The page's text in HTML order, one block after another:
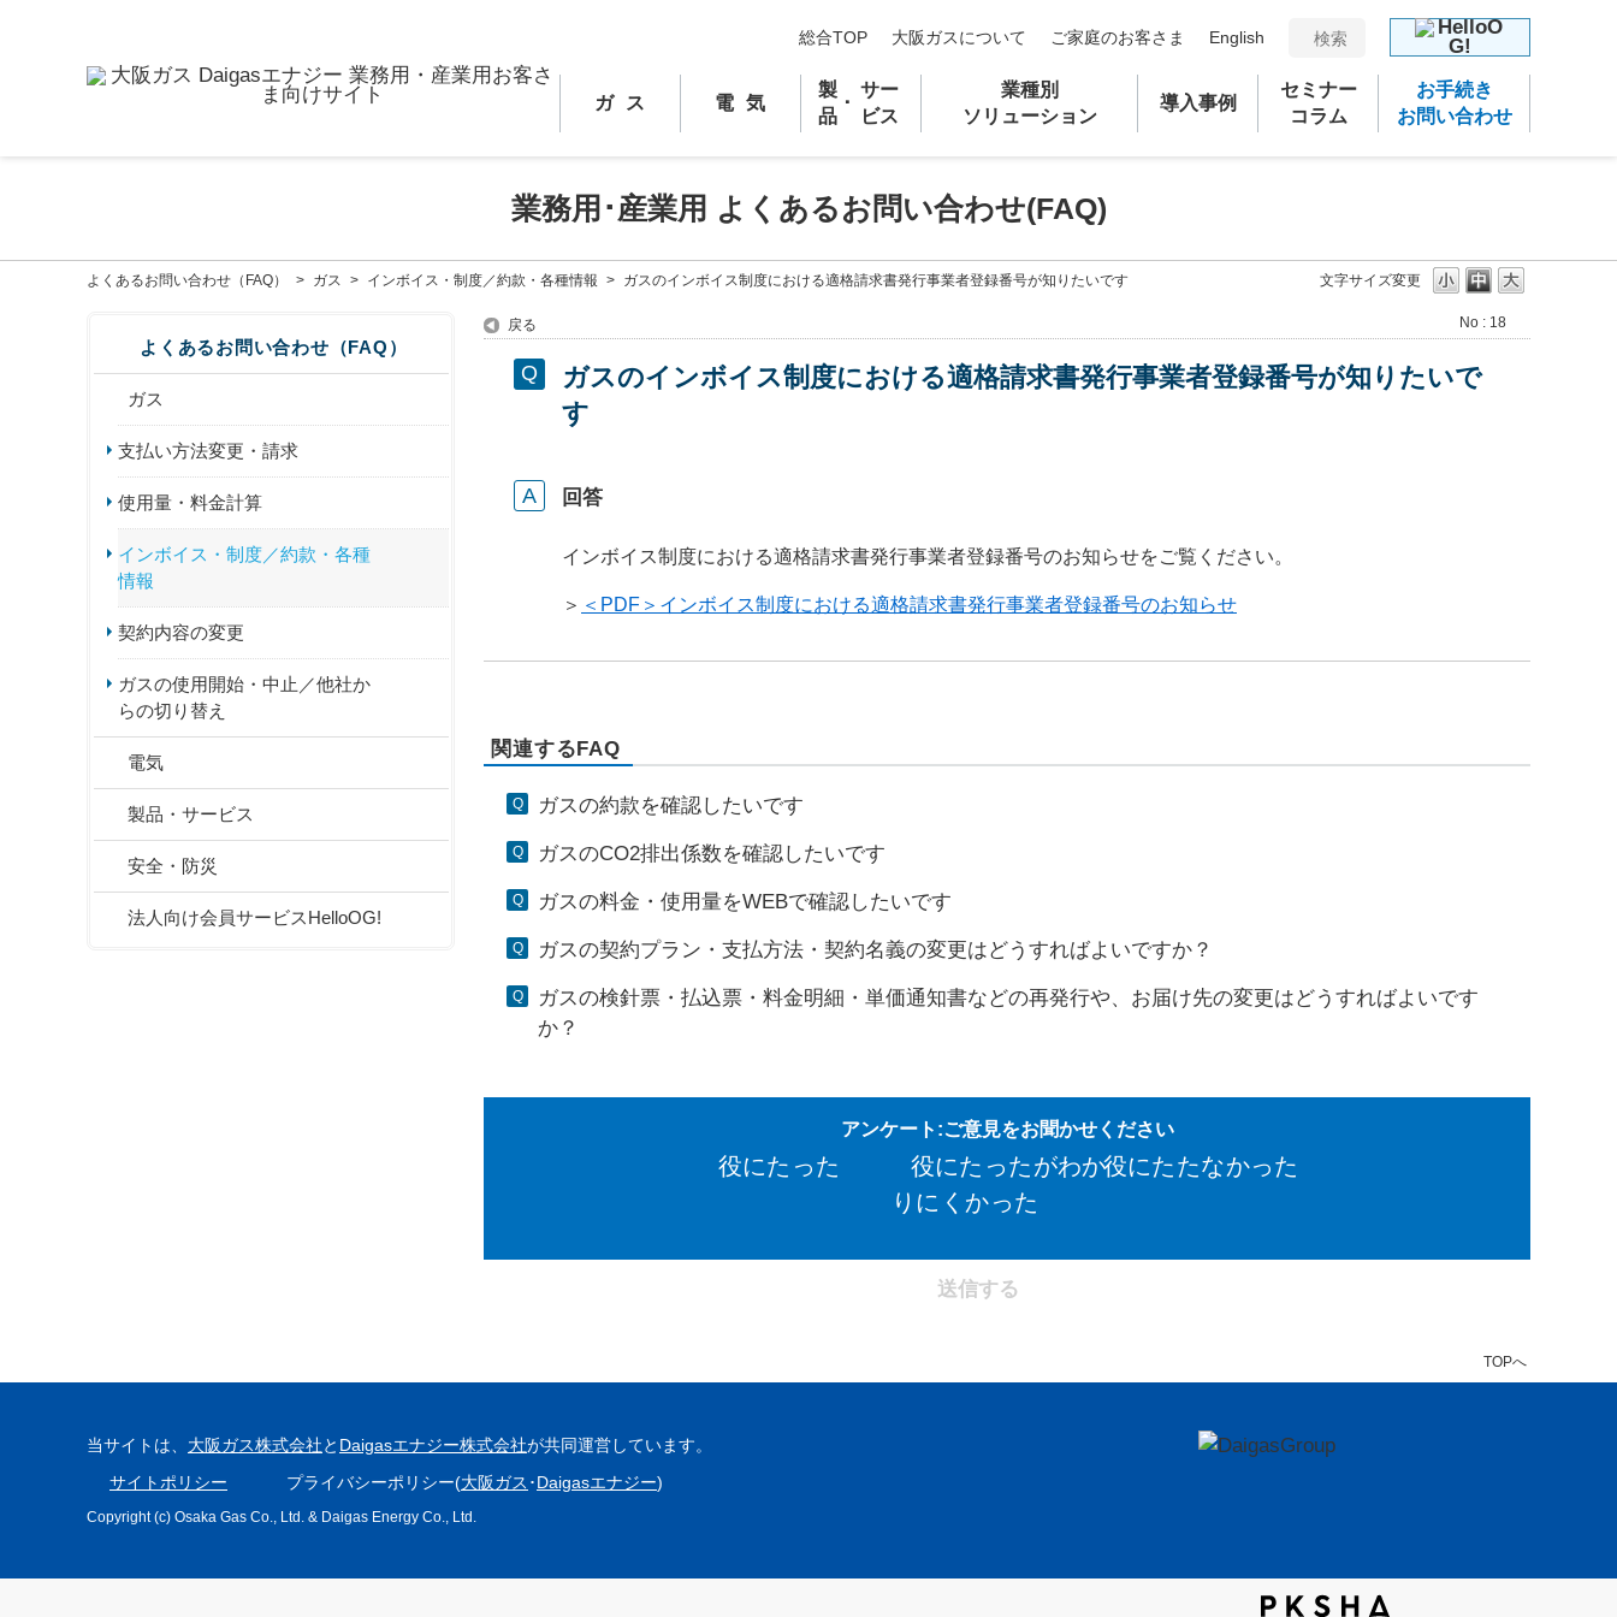
総合TOP 大阪ガスについて ご家庭のお客さま English
ガス 電気
製
品
･
サー
ビス
業種別
ソリューション
導入事例
セミナー
コラム
お手続き
お問い合わせ
業務用 ･ 産業用 よくあるお問い合わせ(FAQ)
文字サイズ変更
よくあるお問い合わせ（FAQ） > ガス > インボイス・制度／約款・各種情報 > ガスのインボイス制度における適格請求書発行事業者登録番号が知りたいです
よくあるお問い合わせ（FAQ）
ガス
支払い方法変更・請求
使用量・料金計算
インボイス・制度／約款・各種
情報
契約内容の変更
ガスの使用開始・中止／他社か
らの切り替え
電気
製品・サービス
安全・防災
法人向け会員サービスHelloOG!
戻る No : 18
ガスのインボイス制度における適格請求書発行事業者登録番号が知りたいで
す
回答
インボイス制度における適格請求書発行事業者登録番号のお知らせをご覧ください。
＞ ＜PDF＞インボイス制度における適格請求書発行事業者登録番号のお知らせ
関連するFAQ
ガスの約款を確認したいです
ガスのCO2排出係数を確認したいです
ガスの料金・使用量をWEBで確認したいです
ガスの契約プラン・支払方法・契約名義の変更はどうすればよいですか？
ガスの検針票・払込票・料金明細・単価通知書などの再発行や、お届け先の変更はどうすればよいです
か？
アンケート:ご意見をお聞かせください
役にたった
役にたったがわか
りにくかった
役にたたなかった
TOPへ
当サイトは、 大阪ガス株式会社と Daigasエナジー株式会社が共同運営しています。
サイトポリシー
プライバシーポリシー(大阪ガス ･Daigasエナジー)
Copyright (c) Osaka Gas Co., Ltd. & Daigas Energy Co., Ltd.